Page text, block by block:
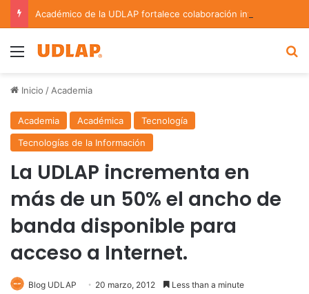
Menu
Inicio / Academia
Academia Académica
Tecnología
Tecnologías de la Información
La UDLAP incrementa en
más de un 50% el ancho de
banda disponible para
acceso a Internet.
Blog UDLAP 20 marzo, 2012 Less than a minute